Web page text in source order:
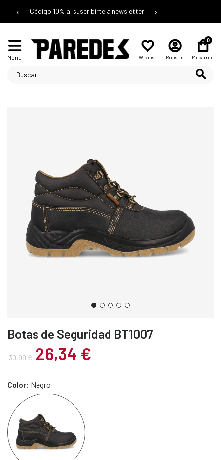
‹ Código 10% al suscribirte a newsletter ›
Menu Wishlist Registro
0
Mi carrito
Botas de Seguridad BT1007
30,99 € 26,34 €
Color: Negro